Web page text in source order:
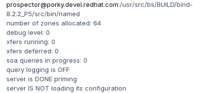
prospector@porky.devel.redhat.com:/usr/src/bs/BUILD/bind-
8.2.2_P5/src/bin/named
number of zones allocated: 64
debug level: 0
xfers running: 0
xfers deferred: 0
soa queries in progress: 0
query logging is OFF
server is DONE priming
server IS NOT loading its configuration